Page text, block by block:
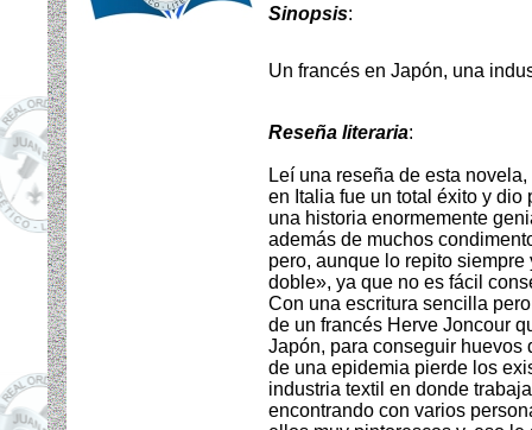
Sinopsis:
Un francés en Japón, una
Reseña literaria:
Leí una reseña de esta
en Italia fue un total éxito y dio
una historia enormemente
además de muchos
pero, aunque lo repito
doble», ya que no es fácil
Con una escritura sencilla
de un francés Herve Joncour
Japón, para conseguir huevos
de una epidemia pierde los
industria textil en donde
encontrando con varios